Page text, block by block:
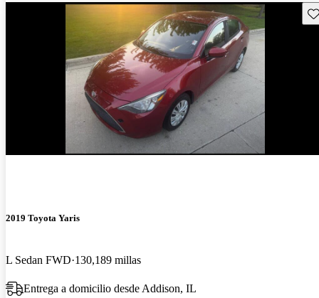
2019 Toyota Yaris
L Sedan FWD 130,189 millas
Entrega a domicilio desde Addison, IL